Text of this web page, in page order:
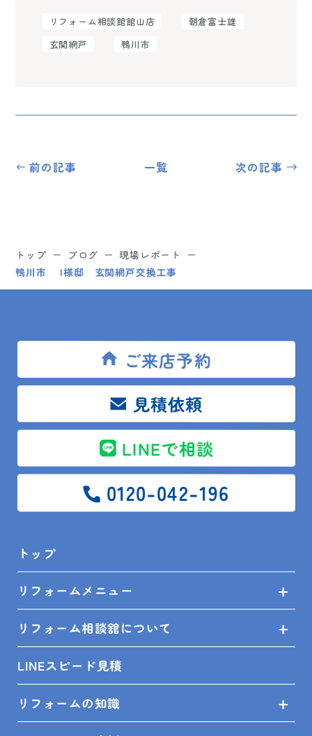
トップ
リフォームメニュー
リフォーム相談舘について
LINEスピード見積
リフォームの知識
ご来店予約
見積依頼
LINEで相談
0120-042-196
リフォーム相談館館山店
朝倉富士雄
玄関網戸
鴨川市
前の記事 一覧 次の記事
トップ ブログ
現場レポート
鴨川市 I様邸 玄関網戸交換工事
リフォームメニュー
リフォーム相談舘について
リフォームの知識
リフォームの事例
ショールーム来店予約
無料見積依頼
お問い合せ